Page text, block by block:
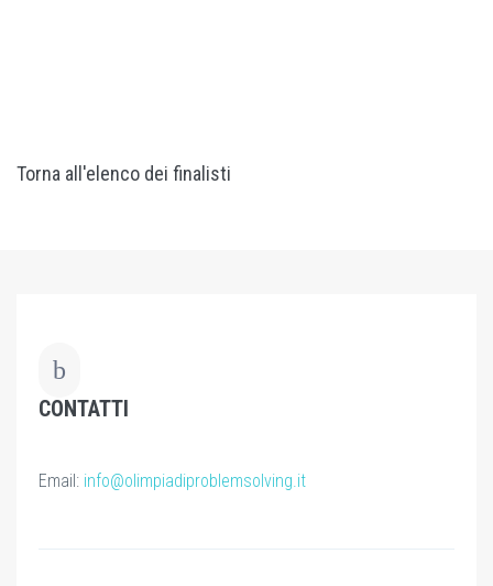
Torna all'elenco dei finalisti
CONTATTI
Email: info@olimpiadiproblemsolving.it